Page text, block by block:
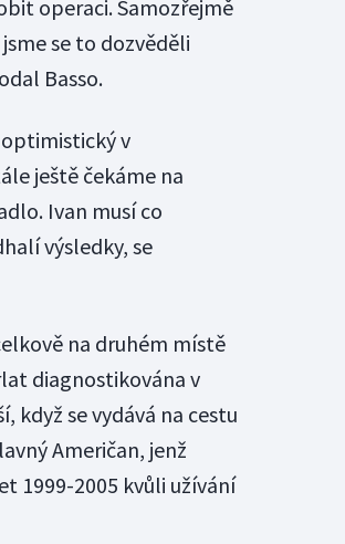
operaci. Samozřejmě
se to dozvěděli
Basso.
v
ještě čekáme na
Ivan musí co
výsledky, se
na druhém místě
diagnostikována v
když se vydává na cestu
Američan, jenž
1999-2005 kvůli užívání